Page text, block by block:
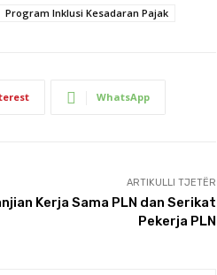
Program Inklusi Kesadaran Pajak
WhatsApp
ARTIKULLI TJETËR
Kerja Sama PLN dan Serikat
Pekerja PLN